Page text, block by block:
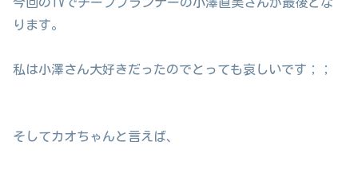
ります。
私は小澤さん大好きだったのでとっても哀しいです；；
そしてカオちゃんと言えば、